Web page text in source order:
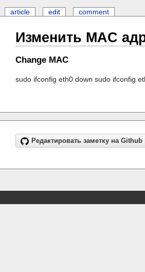
article edit comment
Изменить MAC
Change MAC
sudo ifconfig eth0 down sudo ifconfig
Редактировать заметку на Github